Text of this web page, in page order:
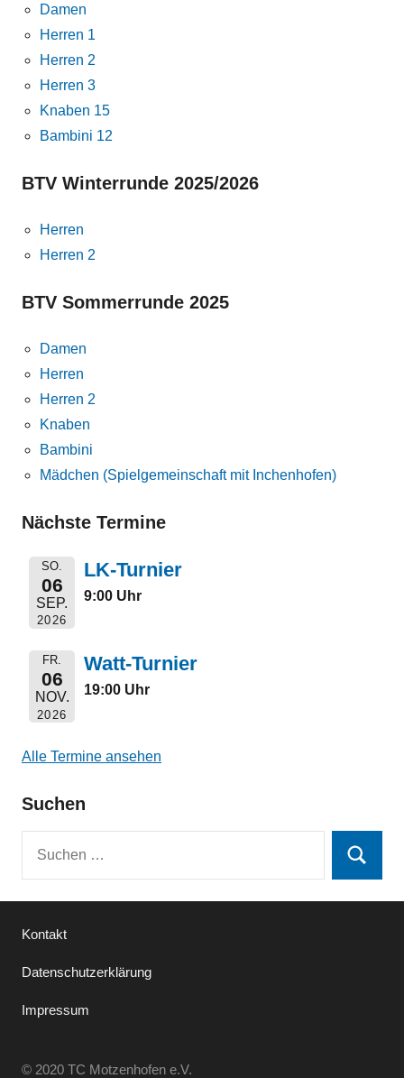
Damen
Herren 1
Herren 2
Herren 3
Knaben 15
Bambini 12
BTV Winterrunde 2025/2026
Herren
Herren 2
BTV Sommerrunde 2025
Damen
Herren
Herren 2
Knaben
Bambini
Mädchen (Spielgemeinschaft mit Inchenhofen)
Nächste Termine
SO.
06
SEP.
2026
LK-Turnier
9:00 Uhr
FR.
06
NOV.
2026
Watt-Turnier
19:00 Uhr
Alle Termine ansehen
Suchen
Suchen
Kontakt
Datenschutzerklärung
Impressum
© 2020 TC Motzenhofen e.V.